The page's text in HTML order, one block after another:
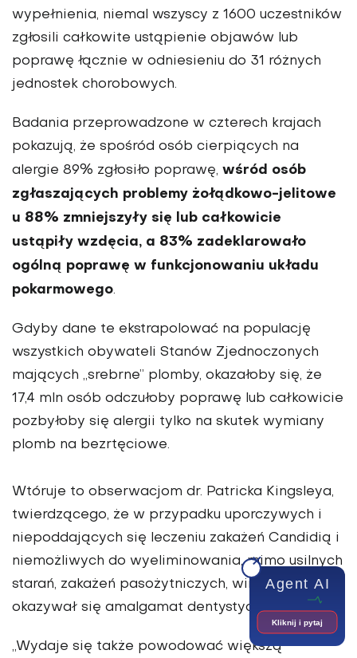
wypełnienia, niemal wszyscy z 1600 uczestników
zgłosili całkowite ustąpienie objawów lub
poprawę łącznie w odniesieniu do 31 różnych
jednostek chorobowych.
Badania przeprowadzone w czterech krajach
pokazują, że spośród osób cierpiących na
alergie 89% zgłosiło poprawę, wśród osób
zgłaszających problemy żołądkowo-jelitowe
u 88% zmniejszyły się lub całkowicie
ustąpiły wzdęcia, a 83% zadeklarowało
ogólną poprawę w funkcjonowaniu układu
pokarmowego.
Gdyby dane te ekstrapolować na populację
wszystkich obywateli Stanów Zjednoczonych
mających „srebrne” plomby, okazałoby się, że
17,4 mln osób odczułoby poprawę lub całkowicie
pozbyłoby się alergii tylko na skutek wymiany
plomb na bezrtęciowe.
Wtóruje to obserwacjom dr. Patricka Kingsleya,
twierdzącego, że w przypadku uporczywych i
niepoddających się leczeniu zakażeń Candidią i
niemożliwych do wyeliminowania, mimo usilnych
starań, zakażeń pasożytniczych, winowajcą
okazywał się amalgamat dentystyczny.
„Wydaje się także powodować większą
Agent AI
Kliknij i pytaj